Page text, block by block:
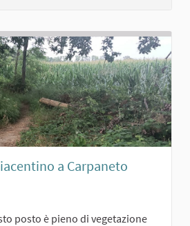
a Carpaneto
posto è pieno di vegetazione